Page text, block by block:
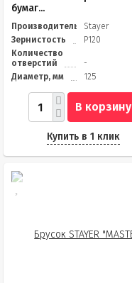
бумаг...
Производитель
Stayer
Зернистость
Р120
Количество
отверстий
-
Диаметр, мм
125
В корзину
Купить в 1 клик